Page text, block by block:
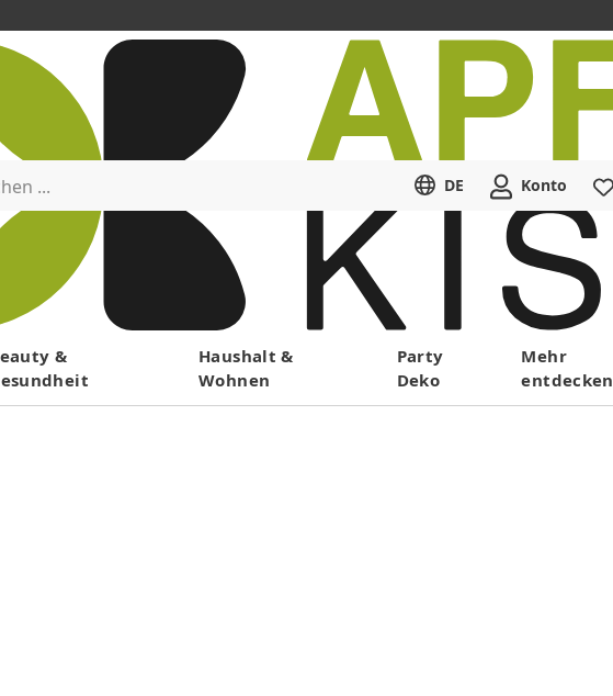
... DE Konto
&
Haushalt &
Wohnen
Party
Deko
Mehr
entdecken